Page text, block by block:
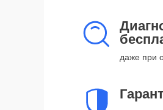
даже при